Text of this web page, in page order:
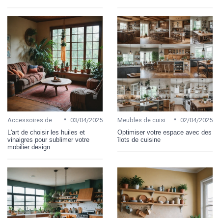
• 03/04/2025
L'art de choisir les huiles et
vinaigres pour sublimer votre
mobilier design
• 02/04/2025
Optimiser votre espace avec des
îlots de cuisine